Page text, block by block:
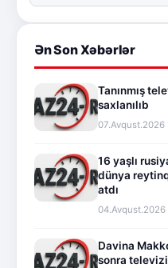
Ən Son Xəbərlər
Tanınmış
saxlanılıb
07.Avqust.2026
16 yaşlı
dünya
atdı
04.Avqust.2026
Davina
sonra